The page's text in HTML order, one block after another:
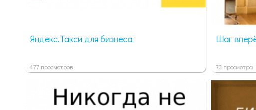
Яндекс.Такси для бизнеса
477 просмотров
Шаг
73 просмотра